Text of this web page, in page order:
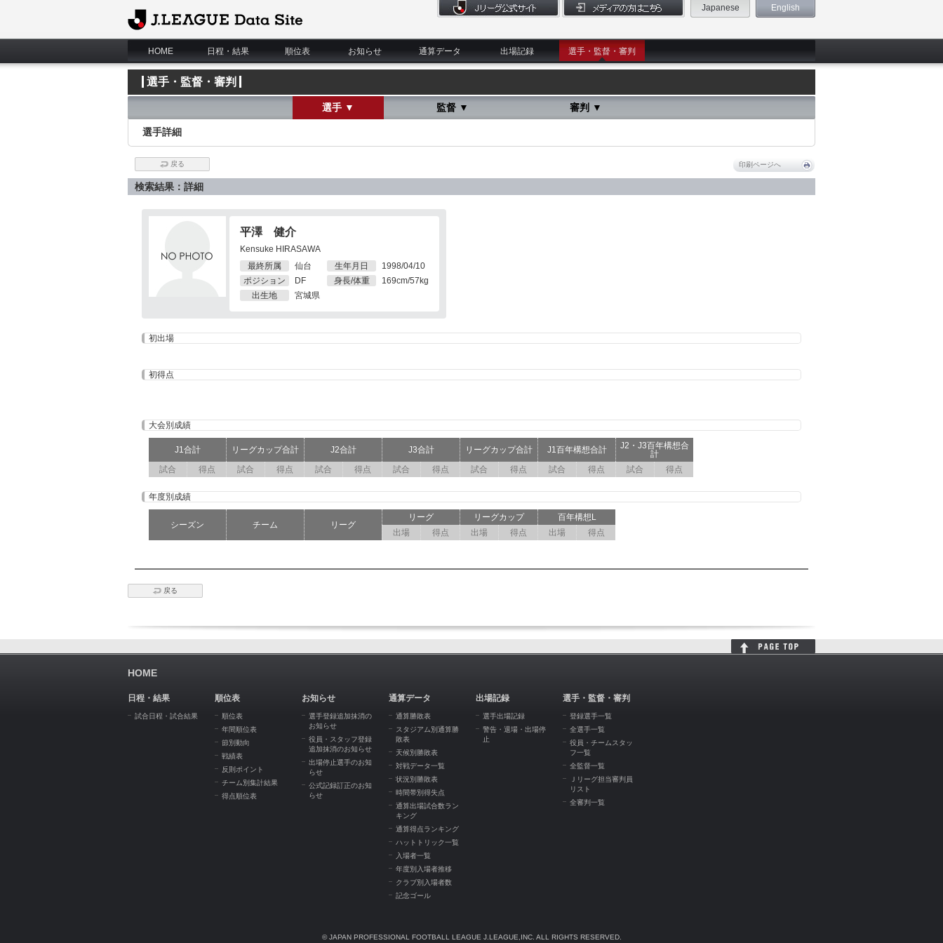
J.League Data Site
Japanese English
HOME 日程・結果 順位表 お知らせ 通算データ 出場記録 選手・監督・審判
選手・監督・審判
選手 ▼ 監督 ▼ 審判 ▼
選手詳細
戻る 印刷ページへ
検索結果：詳細
平澤 健介
Kensuke HIRASAWA
最終所属
仙台
ポジション
DF
出生地
宮城県
生年月日
1998/04/10
身長/体重
169cm/57kg
初出場
初得点
大会別成績
J1合計 リーグカップ合計 J2合計 J3合計 リーグカップ合計 J1百年構想合計
J2・J3百年構想合
計
試合
得点 試合 得点 試合 得点 試合 得点 試合 得点 試合 得点 試合 得点
年度別成績
シーズン チーム リーグ
リーグ リーグカップ
百年構想L
出場
得点 出場 得点 出場 得点
戻る
HOME
日程・結果
試合日程・試合結果
順位表
順位表
年間順位表
節別動向
戦績表
反則ポイント
チーム別集計結果
得点順位表
お知らせ
選手登録追加抹消の
お知らせ
役員・スタッフ登録
追加抹消のお知らせ
出場停止選手のお知
らせ
公式記録訂正のお知
らせ
通算データ
通算勝敗表
スタジアム別通算勝
敗表
天候別勝敗表
対戦データ一覧
状況別勝敗表
時間帯別得失点
通算出場試合数ラン
キング
通算得点ランキング
ハットトリック一覧
入場者一覧
年度別入場者推移
クラブ別入場者数
記念ゴール
出場記録
選手出場記録
警告・退場・出場停
止
選手・監督・審判
登録選手一覧
全選手一覧
役員・チームスタッ
フ一覧
全監督一覧
Ｊリーグ担当審判員
リスト
全審判一覧
© JAPAN PROFESSIONAL FOOTBALL LEAGUE J.LEAGUE,INC. ALL RIGHTS RESERVED.